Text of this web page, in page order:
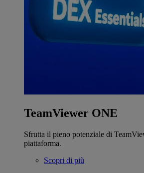
TeamViewer ONE
Sfrutta il pieno potenziale di
piattaforma.
Scopri di più